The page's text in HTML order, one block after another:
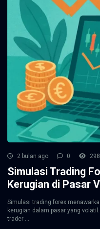
2 bulan ago 0 298
Simulasi Trading
Kerugian di Pasar
Simulasi trading forex
kerugian dalam pasar yang
trader ...